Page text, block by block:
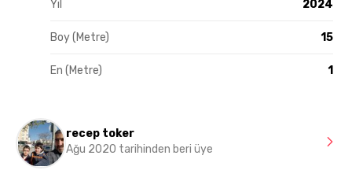
Yıl 2024
Boy (Metre) 15
En (Metre) 1
recep toker
Ağu 2020 tarihinden beri üye